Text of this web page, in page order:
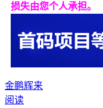
损失由您个人承担。
金鹏辉来
阅读